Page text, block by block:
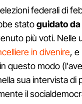
federali di
statoguidato da
più voti. Nelle
in divenire, e
questo modo
sua intervista di
il